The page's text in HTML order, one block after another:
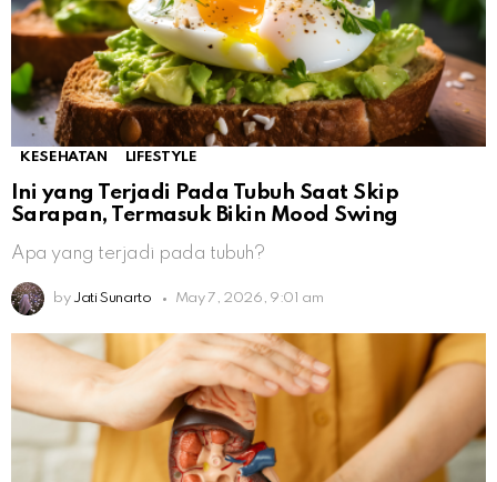
KESEHATAN LIFESTYLE
Ini yang Terjadi Pada Tubuh Saat Skip
Sarapan, Termasuk Bikin Mood Swing
Apa yang terjadi pada tubuh?
by Jati Sunarto May 7, 2026, 9:01 am